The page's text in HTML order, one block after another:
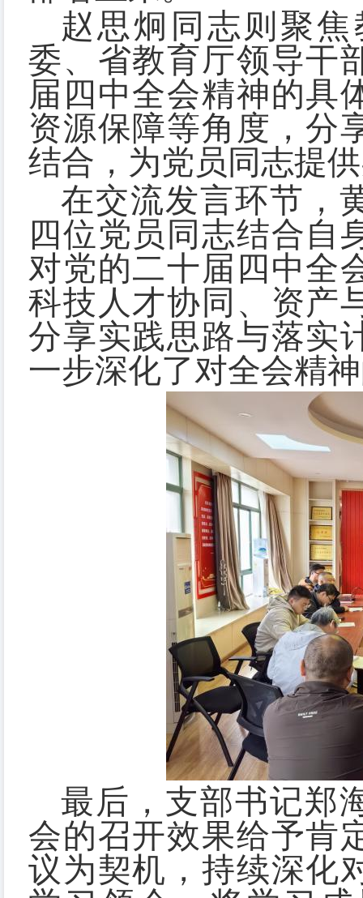
赵思炯同志则聚
委、省教育厅领导干
届四中全会精神的具
资源保障等角度，分
结合，为党员同志提
在交流发言环节，
四位党员同志结合自
对党的二十届四中全
科技人才协同、资产
分享实践思路与落实
一步深化了对全会精
最后，支部书记郑
会的召开效果给予肯
议为契机，持续深化